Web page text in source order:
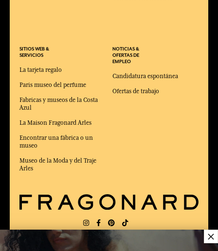
SITIOS WEB &
SERVICIOS
La tarjeta regalo
Paris museo del perfume
Fabricas y museos de la Costa
Azul
La Maison Fragonard Arles
Encontrar una fábrica o un
museo
Museo de la Moda y del Traje
Arles
NOTICIAS &
OFERTAS DE
EMPLEO
Candidatura espontánea
Ofertas de trabajo
×